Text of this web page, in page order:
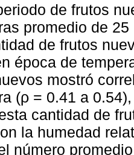
de frutos
promedio de
de frutos
época de
mostró
(ρ = 0.41 a
cantidad de
la humedad
número